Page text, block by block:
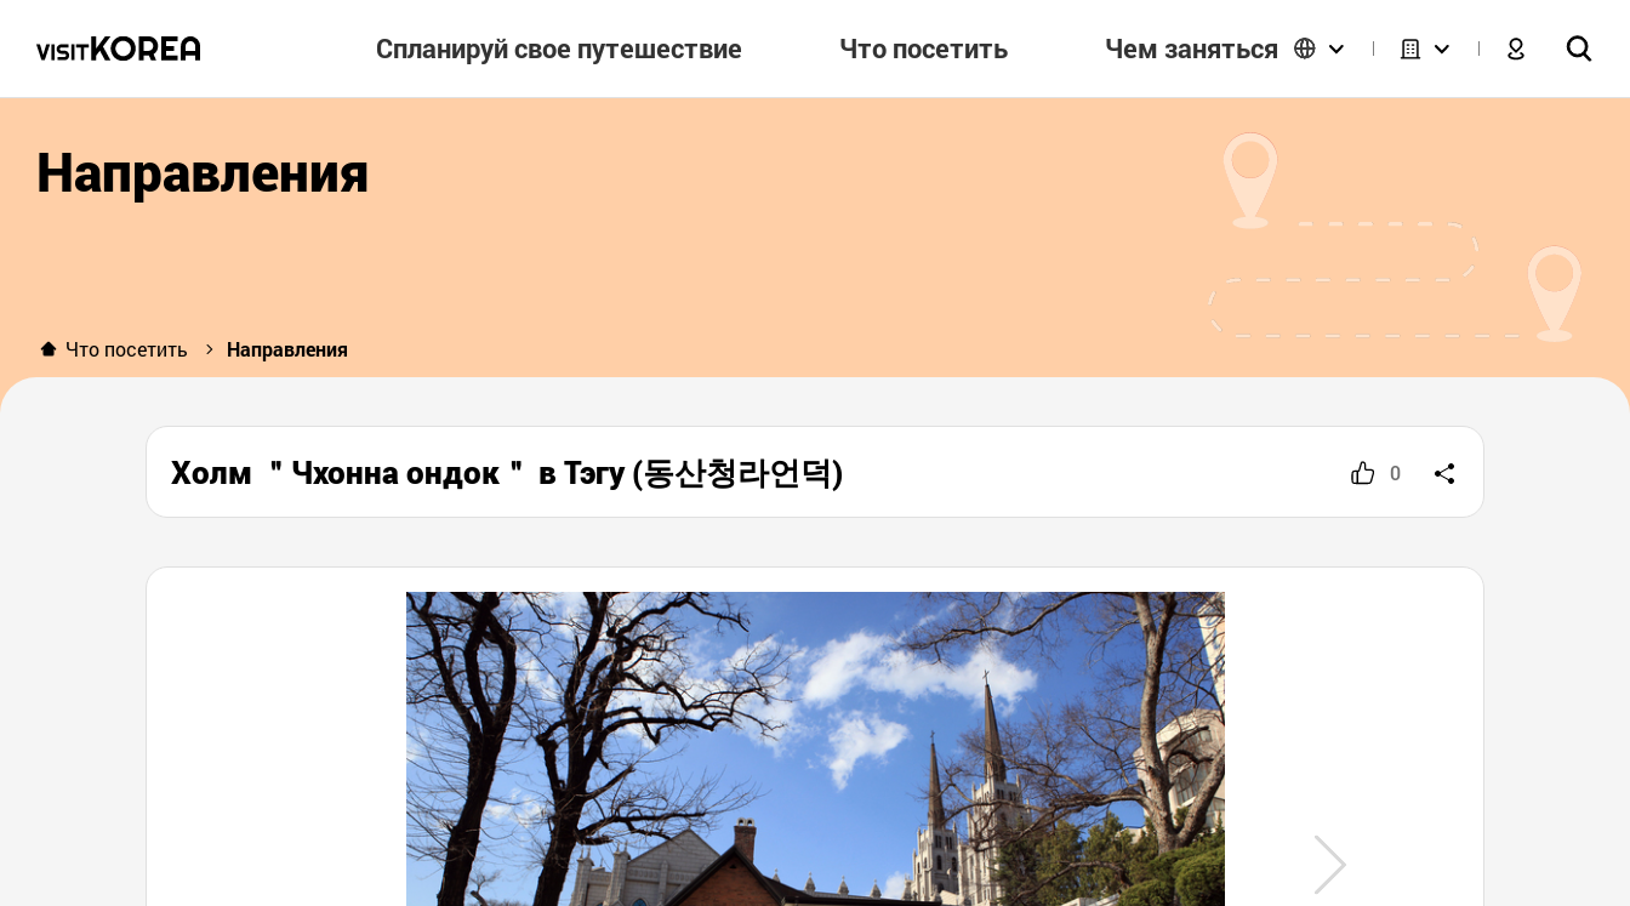
Спланируй свое путешествие Что посетить Чем заняться
Направления
Что посетить Направления
Холм ＂Чхонна ондок＂ в Тэгу (동산청라언덕) 0